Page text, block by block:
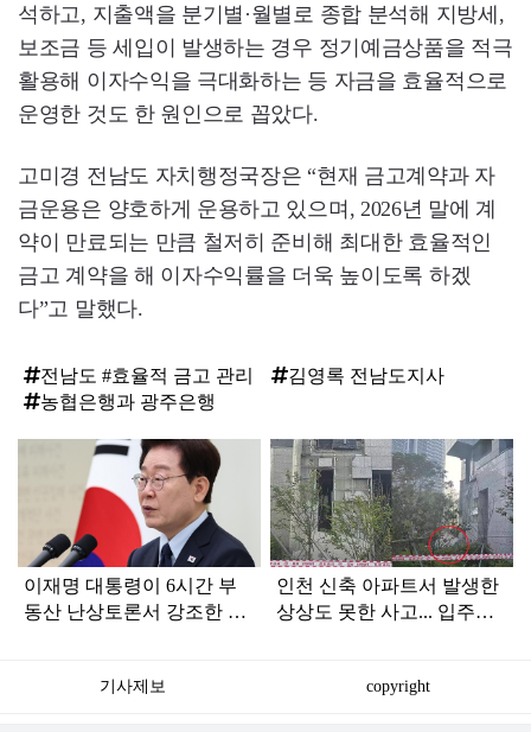
석하고, 지출액을 분기별·월별로 종합 분석해 지방세,
보조금 등 세입이 발생하는 경우 정기예금상품을 적극
활용해 이자수익을 극대화하는 등 자금을 효율적으로
운영한 것도 한 원인으로 꼽았다.
고미경 전남도 자치행정국장은 “현재 금고계약과 자
금운용은 양호하게 운용하고 있으며, 2026년 말에 계
약이 만료되는 만큼 철저히 준비해 최대한 효율적인
금고 계약을 해 이자수익률을 더욱 높이도록 하겠
다”고 말했다.
전남도 #효율적 금고 관리
김영록 전남도지사
농협은행과 광주은행
이재명 대통령이 6시간 부
동산 난상토론서 강조한 내
인천 신축 아파트서 발생한
상상도 못한 사고... 입주민
기사제보 copyright